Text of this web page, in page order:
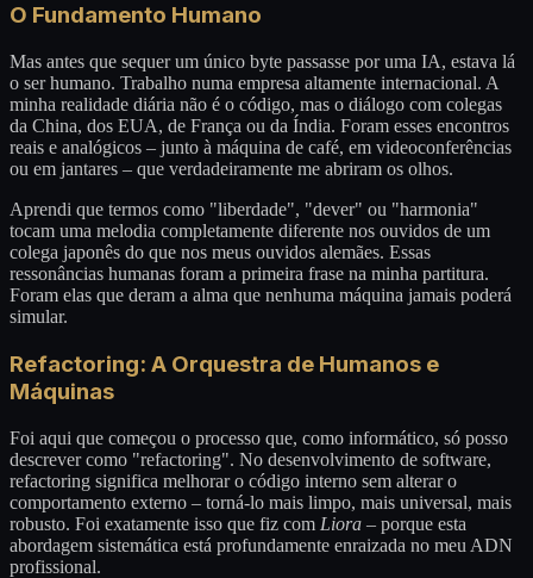
O Fundamento Humano
Mas antes que sequer um único byte passasse por uma IA, estava lá
o ser humano. Trabalho numa empresa altamente internacional. A
minha realidade diária não é o código, mas o diálogo com colegas
da China, dos EUA, de França ou da Índia. Foram esses encontros
reais e analógicos – junto à máquina de café, em videoconferências
ou em jantares – que verdadeiramente me abriram os olhos.
Aprendi que termos como "liberdade", "dever" ou "harmonia"
tocam uma melodia completamente diferente nos ouvidos de um
colega japonês do que nos meus ouvidos alemães. Essas
ressonâncias humanas foram a primeira frase na minha partitura.
Foram elas que deram a alma que nenhuma máquina jamais poderá
simular.
Refactoring: A Orquestra de Humanos e
Máquinas
Foi aqui que começou o processo que, como informático, só posso
descrever como "refactoring". No desenvolvimento de software,
refactoring significa melhorar o código interno sem alterar o
comportamento externo – torná-lo mais limpo, mais universal, mais
robusto. Foi exatamente isso que fiz com Liora – porque esta
abordagem sistemática está profundamente enraizada no meu ADN
profissional.